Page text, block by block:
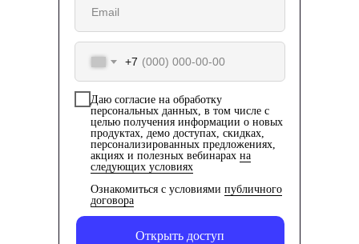
+7
Даю согласие на обработку
персональных данных, в том числе с
целью получения информации о новых
продуктах, демо доступах, скидках,
персонализированных предложениях,
акциях и полезных вебинарах на
следующих условиях
Ознакомиться с условиями публичного
договора
Открыть доступ